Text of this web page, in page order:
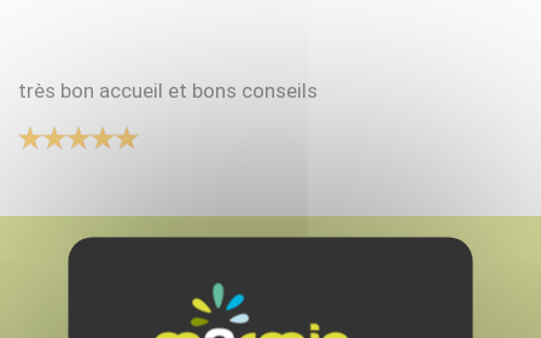
très bon accueil et bons conseils